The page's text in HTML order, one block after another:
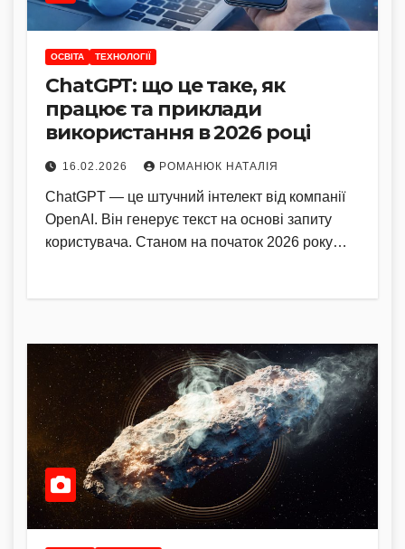
ОСВІТА ТЕХНОЛОГІЇ
ChatGPT: що це таке, як
працює та приклади
використання в 2026 році
16.02.2026 РОМАНЮК НАТАЛІЯ
ChatGPT — це штучний інтелект від компанії
OpenAI. Він генерує текст на основі запиту
користувача. Станом на початок 2026 року…